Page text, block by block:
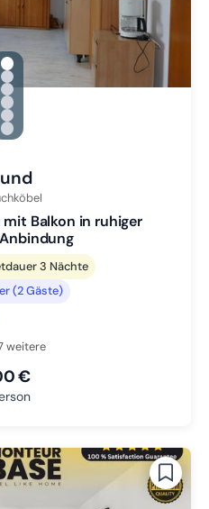
gallery.slide_selector
Zu Slide 1 wechseln
Zu Slide 2 wechseln
Zu Slide 3 wechseln
Zu Slide 4 wechseln
Zu Slide 5 wechseln
Zu Slide 6 wechseln
Balkon in ruhiger
3 Nächte
(2 Gäste)
weitere
€